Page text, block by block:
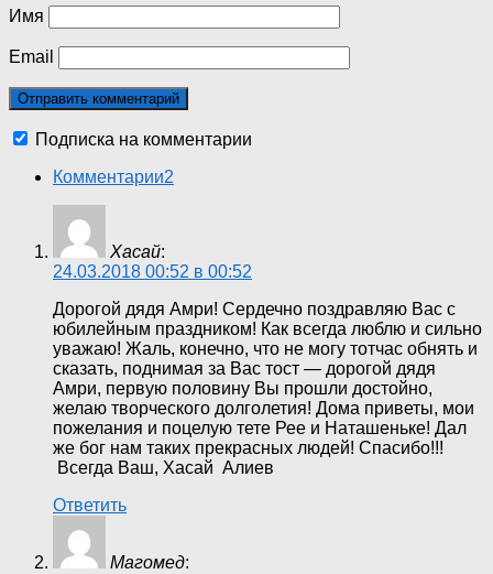
Имя
Email
Подписка на комментарии
Комментарии2
Хасай:
24.03.2018 00:52 в 00:52
Дорогой дядя Амри! Сердечно поздравляю Вас с
юбилейным праздником! Как всегда люблю и сильно
уважаю! Жаль, конечно, что не могу тотчас обнять и
сказать, поднимая за Вас тост — дорогой дядя
Амри, первую половину Вы прошли достойно,
желаю творческого долголетия! Дома приветы, мои
пожелания и поцелую тете Рее и Наташеньке! Дал
же бог нам таких прекрасных людей! Спасибо!!!
Всегда Ваш, Хасай Алиев
Ответить
Магомед: